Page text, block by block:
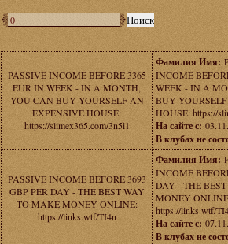
PASSIVE INCOME BEFORE 3365
EUR IN WEEK - IN A MONTH,
YOU CAN BUY YOURSELF AN
EXPENSIVE HOUSE:
https://slimex365.com/3n5i1
Фамилия Имя:
INCOME
WEEK - IN A
BUY
HOUSE: https://
На сайте с:
В клубах не
PASSIVE INCOME BEFORE 3693
GBP PER DAY - THE BEST WAY
TO MAKE MONEY ONLINE:
https://links.wtf/TI4n
Фамилия Имя:
INCOME
DAY - THE
MONEY
https://links.wtf/
На сайте с:
В клубах не